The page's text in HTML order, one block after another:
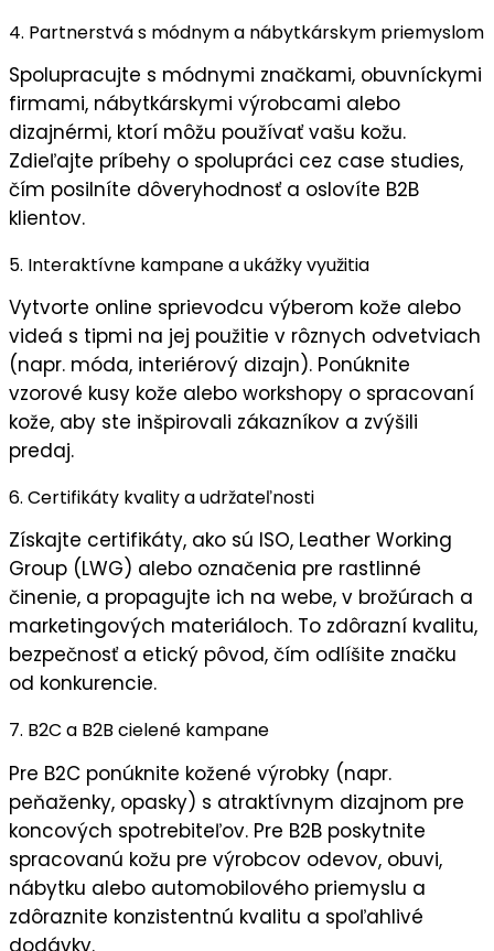
4. Partnerstvá s módnym a nábytkárskym priemyslom
Spolupracujte s módnymi značkami, obuvníckymi
firmami, nábytkárskymi výrobcami alebo
dizajnérmi, ktorí môžu používať vašu kožu.
Zdieľajte príbehy o spolupráci cez case studies,
čím posilníte dôveryhodnosťa oslovíte B2B
klientov.
5. Interaktívne kampane a ukážky využitia
Vytvorte online sprievodcu výberom kože alebo
videá s tipmi na jej použitie v rôznych odvetviach
(napr. móda, interiérový dizajn). Ponúknite
vzorové kusy kože alebo workshopy o spracovaní
kože, aby ste inšpirovali zákazníkov a zvýšili
predaj.
6. Certifikáty kvality a udržateľnosti
Získajte certifikáty, ako sú ISO, Leather Working
Group (LWG) alebo označenia pre rastlinné
činenie, a propagujte ich na webe, v brožúrach a
marketingových materiáloch. To zdôrazní kvalitu,
bezpečnosťa etický pôvod, čím odlíšite značku
od konkurencie.
7. B2C a B2B cielené kampane
Pre B2C ponúknite kožené výrobky (napr.
peňaženky, opasky) s atraktívnym dizajnom pre
koncových spotrebiteľov. Pre B2B poskytnite
spracovanú kožu pre výrobcov odevov, obuvi,
nábytku alebo automobilového priemyslu a
zdôraznite konzistentnú kvalitu a spoľahlivé
dodávky.